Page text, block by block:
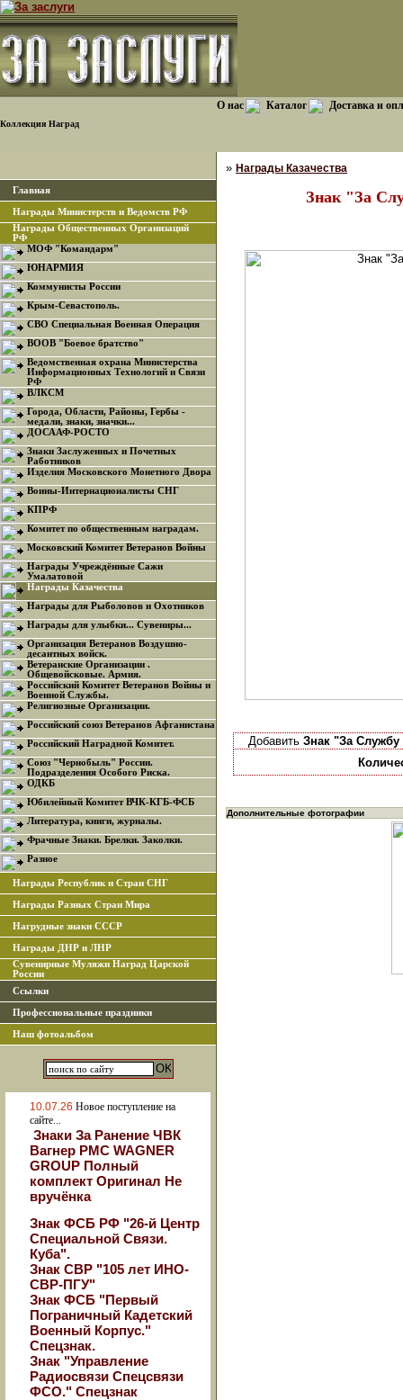
Коллекция Наград
О нас Каталог Доставка и
Главная
Награды Министерств и Ведомств РФ
Награды Общественных Организаций
РФ
МОФ "Командарм"
ЮНАРМИЯ
Коммунисты России
Крым-Севастополь.
СВО Специальная Военная Операция
ВООВ "Боевое братство"
Ведомственная охрана Министерства
Информационных Технологий и Связи
РФ
ВЛКСМ
Города, Области, Районы, Гербы -
медали, знаки, значки...
ДОСААФ-РОСТО
Знаки Заслуженных и Почетных
Работников
Изделия Московского Монетного Двора
Воины-Интернационалисты СНГ
КПРФ
Комитет по общественным наградам.
Московский Комитет Ветеранов Войны
Награды Учреждённые Сажи
Умалатовой
Награды Казачества
Награды для Рыболовов и Охотников
Награды для улыбки... Сувениры...
Организация Ветеранов Воздушно-
десантных войск.
Ветеранские Организации .
Общевойсковые. Армия.
Российский Комитет Ветеранов Войны и
Военной Службы.
Религиозные Организации.
Российский союз Ветеранов Афганистана
Российский Наградной Комитет.
Союз "Чернобыль" России.
Подразделения Особого Риска.
ОДКБ
Юбилейный Комитет ВЧК-КГБ-ФСБ
Литература, книги, журналы.
Фрачные Знаки. Брелки. Заколки.
Разное
Награды Республик и Стран СНГ
Награды Разных Стран Мира
Нагрудные знаки СССР
Награды ДНР и ЛНР
Сувенирные Муляжи Наград Царской
России
Ссылки
Профессиональные праздники
Наш фотоальбом
10.07.26 Новое поступление на
сайте...
Знаки За Ранение ЧВК
Вагнер РМС WAGNER
GROUP Полный
комплект Оригинал Не
вручёнка
Знак ФСБ РФ "26-й Центр
Специальной Связи.
Куба".
Знак СВР "105 лет ИНО-
СВР-ПГУ"
Знак ФСБ "Первый
Пограничный Кадетский
Военный Корпус."
Спецзнак.
Знак "Управление
Радиосвязи Спецсвязи
ФСО." Спецзнак
» Награды Казачества
Знак "За
Добавить Знак "За
Дополнительные фотографии